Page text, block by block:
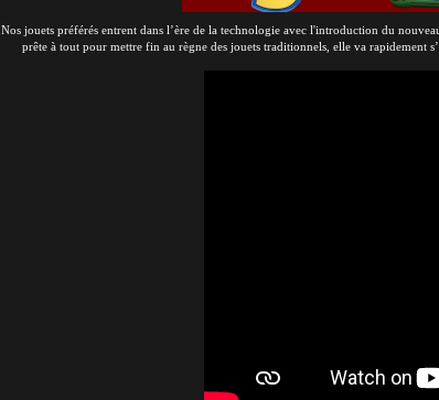
Nos jouets préférés entrent dans l’ère de la technologie avec l'introduction du
prête à tout pour mettre fin au règne des jouets traditionnels, elle va rapidement